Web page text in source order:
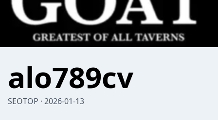
alo789cv
SEOTOP · 2026-01-13